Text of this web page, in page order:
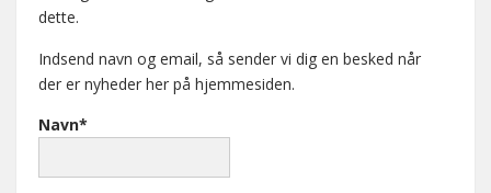
dette.
Indsend navn og email, så sender vi dig en besked når
der er nyheder her på hjemmesiden.
Navn*